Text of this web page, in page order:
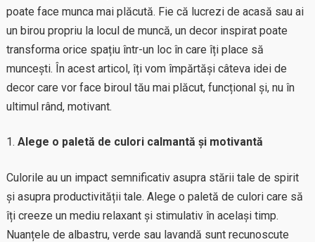
poate face munca mai plăcută. Fie că lucrezi de acasă sau ai
un birou propriu la locul de muncă, un decor inspirat poate
transforma orice spațiu într-un loc în care îți place să
muncești. În acest articol, îți vom împărtăși câteva idei de
decor care vor face biroul tău mai plăcut, funcțional și, nu în
ultimul rând, motivant.
Alege o paletă de culori calmantă și motivantă
Culorile au un impact semnificativ asupra stării tale de spirit
și asupra productivității tale. Alege o paletă de culori care să
îți creeze un mediu relaxant și stimulativ în același timp.
Nuanțele de albastru, verde sau lavandă sunt recunoscute